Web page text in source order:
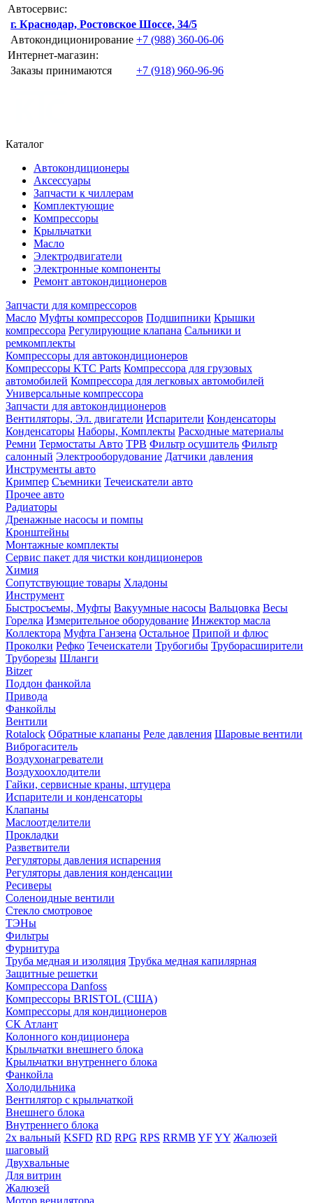
Автосервис:
г. Краснодар, Ростовское Шоссе, 34/5
Автокондиционирование +7 (988) 360-06-06
Интернет-магазин:
Заказы принимаются
+7 (918) 960-96-96
Каталог
Автокондиционеры
Аксессуары
Запчасти к чиллерам
Комплектующие
Компрессоры
Крыльчатки
Масло
Электродвигатели
Электронные компоненты
Ремонт автокондиционеров
Запчасти для компрессоров
Масло Муфты компрессоров Подшипники Крышки
компрессора Регулирующие клапана Сальники и
ремкомплекты
Компрессоры для автокондиционеров
Компрессоры KTC Parts Компрессора для грузовых
автомобилей Компрессора для легковых автомобилей
Универсальные компрессора
Запчасти для автокондиционеров
Вентиляторы, Эл. двигатели Испарители Конденсаторы
Конденсаторы Наборы, Комплекты Расходные материалы
Ремни Термостаты Авто ТРВ Фильтр осушитель Фильтр
салонный Электрооборудование Датчики давления
Инструменты авто
Кримпер Съемники Течеискатели авто
Прочее авто
Радиаторы
Дренажные насосы и помпы
Кронштейны
Монтажные комплекты
Сервис пакет для чистки кондиционеров
Химия
Сопутствующие товары Хладоны
Инструмент
Быстросъемы, Муфты Вакуумные насосы Вальцовка Весы
Горелка Измерительное оборудование Инжектор масла
Коллектора Муфта Ганзена Остальное Припой и флюс
Проколки Рефко Течеискатели Трубогибы Труборасширители
Труборезы Шланги
Bitzer
Поддон фанкойла
Привода
Фанкойлы
Вентили
Rotalock Обратные клапаны Реле давления Шаровые вентили
Виброгаситель
Воздухонагреватели
Воздухоохлодители
Гайки, сервисные краны, штуцера
Испарители и конденсаторы
Клапаны
Маслоотделители
Прокладки
Разветвители
Регуляторы давления испарения
Регуляторы давления конденсации
Ресиверы
Соленоидные вентили
Стекло смотровое
ТЭНы
Фильтры
Фурнитура
Труба медная и изоляция Трубка медная капилярная
Защитные решетки
Компрессора Danfoss
Компрессоры BRISTOL (США)
Компрессоры для кондиционеров
СК Атлант
Колонного кондиционера
Крыльчатки внешнего блока
Крыльчатки внутреннего блока
Фанкойла
Холодильника
Вентилятор с крыльчаткой
Внешнего блока
Внутреннего блока
2х вальный KSFD RD RPG RPS RRMB YFYY Жалюзей
шаговый
Двухвальные
Для витрин
Жалюзей
Мотор венилятора